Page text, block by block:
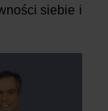
siebie i